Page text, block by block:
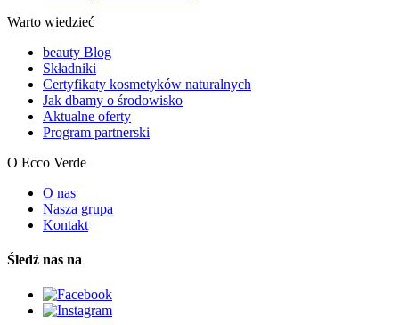
Warto wiedzieć
beauty Blog
Składniki
Certyfikaty kosmetyków naturalnych
Jak dbamy o środowisko
Aktualne oferty
Program partnerski
O Ecco Verde
O nas
Nasza grupa
Kontakt
Śledź nas na